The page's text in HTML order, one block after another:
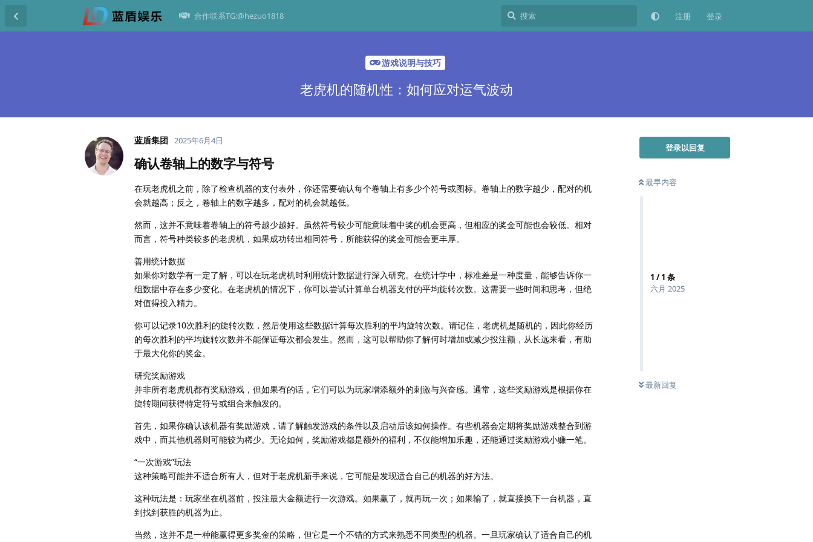
合作联系TG:@hezuo1818 注册 登录
游戏说明与技巧
老虎机的随机性：如何应对运气波动
登录以回复
最早内容
1 /1 条
六月 2025
最新回复
蓝盾集团 2025年6月4日
确认卷轴上的数字与符号
在玩老虎机之前，除了检查机器的支付表外，你还需要确认每个卷轴上有多少个符号或图标。卷轴上的数字越少，配对的机
会就越高；反之，卷轴上的数字越多，配对的机会就越低。
然而，这并不意味着卷轴上的符号越少越好。虽然符号较少可能意味着中奖的机会更高，但相应的奖金可能也会较低。相对
而言，符号种类较多的老虎机，如果成功转出相同符号，所能获得的奖金可能会更丰厚。
善用统计数据
如果你对数学有一定了解，可以在玩老虎机时利用统计数据进行深入研究。在统计学中，标准差是一种度量，能够告诉你一
组数据中存在多少变化。在老虎机的情况下，你可以尝试计算单台机器支付的平均旋转次数。这需要一些时间和思考，但绝
对值得投入精力。
你可以记录10次胜利的旋转次数，然后使用这些数据计算每次胜利的平均旋转次数。请记住，老虎机是随机的，因此你经历
的每次胜利的平均旋转次数并不能保证每次都会发生。然而，这可以帮助你了解何时增加或减少投注额，从长远来看，有助
于最大化你的奖金。
研究奖励游戏
并非所有老虎机都有奖励游戏，但如果有的话，它们可以为玩家增添额外的刺激与兴奋感。通常，这些奖励游戏是根据你在
旋转期间获得特定符号或组合来触发的。
首先，如果你确认该机器有奖励游戏，请了解触发游戏的条件以及启动后该如何操作。有些机器会定期将奖励游戏整合到游
戏中，而其他机器则可能较为稀少。无论如何，奖励游戏都是额外的福利，不仅能增加乐趣，还能通过奖励游戏小赚一笔。
“一次游戏”玩法
这种策略可能并不适合所有人，但对于老虎机新手来说，它可能是发现适合自己的机器的好方法。
这种玩法是：玩家坐在机器前，投注最大金额进行一次游戏。如果赢了，就再玩一次；如果输了，就直接换下一台机器，直
到找到获胜的机器为止。
当然，这并不是一种能赢得更多奖金的策略，但它是一个不错的方式来熟悉不同类型的机器。一旦玩家确认了适合自己的机